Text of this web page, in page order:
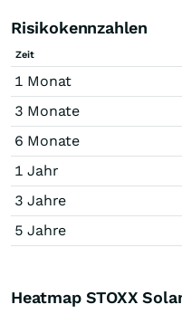
Risikokennzahlen
Zeit
1 Monat
3 Monate
6 Monate
1 Jahr
3 Jahre
5 Jahre
Heatmap STOXX